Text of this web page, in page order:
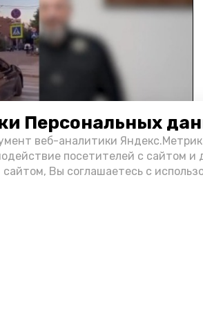
Персональных
веб-аналитики
посетителей с сайтом и
Вы соглашаетесь с
губернатора АО